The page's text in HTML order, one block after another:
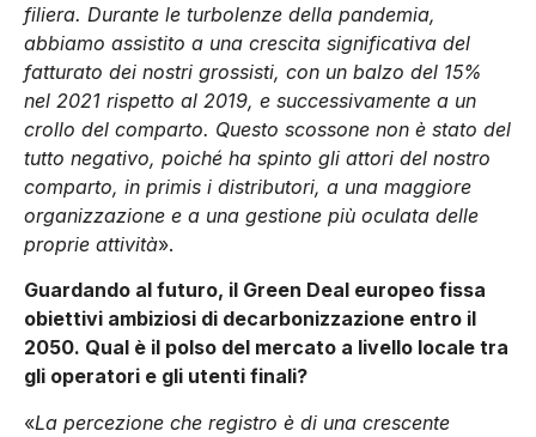
filiera. Durante le turbolenze della pandemia,
abbiamo assistito a una crescita significativa del
fatturato dei nostri grossisti, con un balzo del 15%
nel 2021 rispetto al 2019, e successivamente a un
crollo del comparto. Questo scossone non è stato del
tutto negativo, poiché ha spinto gli attori del nostro
comparto, in primis i distributori, a una maggiore
organizzazione e a una gestione più oculata delle
proprie attività».
Guardando al futuro, il Green Deal europeo fissa
obiettivi ambiziosi di decarbonizzazione entro il
2050. Qual è il polso del mercato a livello locale tra
gli operatori e gli utenti finali?
«La percezione che registro è di una crescente